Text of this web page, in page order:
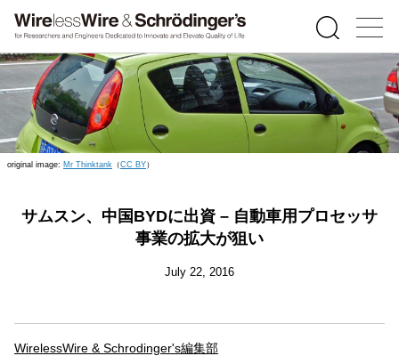
original image: Mr Thinktank （CC BY）
サムスン、中国BYDに出資 – 自動車用プロセッサ
事業の拡大が狙い
July 22, 2016
WirelessWire & Schrodinger's編集部